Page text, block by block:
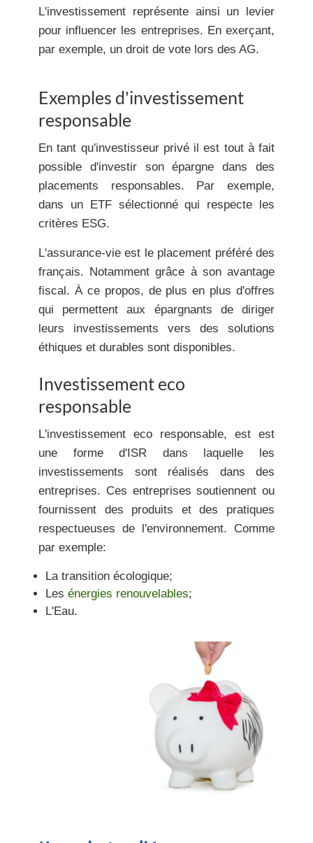
L'investissement représente ainsi un levier
pour influencer les entreprises. En exerçant,
par exemple, un droit de vote lors des AG.
Exemples d'investissement
responsable
En tant qu'investisseur privé il est tout à fait
possible d'investir son épargne dans des
placements responsables. Par exemple,
dans un ETF sélectionné qui respecte les
critères ESG.
L'assurance-vie est le placement préféré des
français. Notamment grâce à son avantage
fiscal. À ce propos, de plus en plus d'offres
qui permettent aux épargnants de diriger
leurs investissements vers des solutions
éthiques et durables sont disponibles.
Investissement eco
responsable
L'investissement eco responsable, est est
une forme d'ISR dans laquelle les
investissements sont réalisés dans des
entreprises. Ces entreprises soutiennent ou
fournissent des produits et des pratiques
respectueuses de l'environnement. Comme
par exemple:
La transition écologique;
Les énergies renouvelables;
L'Eau.